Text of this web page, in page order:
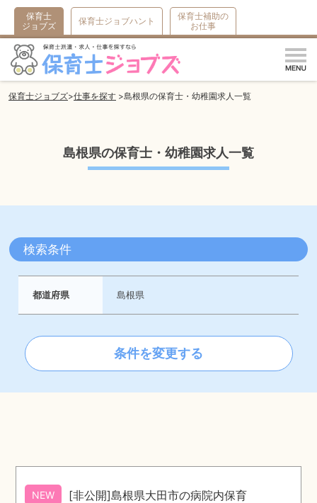
保育士
ジョブズ
保育士ジョブハント
保育士補助の
お仕事
保育士ジョブズ 仕事を探す 島根県の保育士・幼稚園求人一覧
島根県の保育士・幼稚園求人一覧
検索条件
都道府県 島根県
条件を変更する
NEW [非公開]島根県大田市の病院内保育